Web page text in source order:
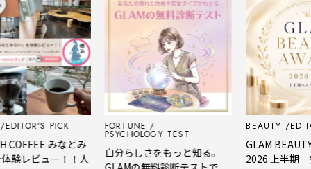
EDITOR'S PICK
みなとみ
験レビュー！！人
FORTUNE
PSYCHOLOGY TEST
自分らしさをもっと知る。
BEAUTY
GLAM
2026 上半期